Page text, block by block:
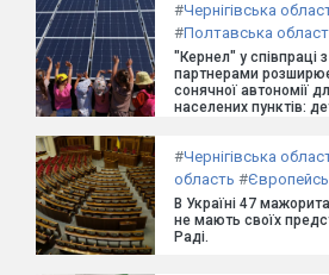
#Чернігівська
#Полтавська
"Кернел" у співпраці
партнерами
сонячної автономії
населених пунктів:
#Чернігівська
область #
В Україні 47
не мають своїх
Раді.